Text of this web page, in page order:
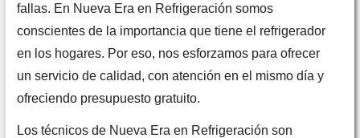
fallas. En Nueva Era en Refrigeración somos
conscientes de la importancia que tiene el refrigerador
en los hogares. Por eso, nos esforzamos para ofrecer
un servicio de calidad, con atención en el mismo día y
ofreciendo presupuesto gratuito.
Los técnicos de Nueva Era en Refrigeración son